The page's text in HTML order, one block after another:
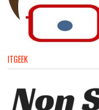
ITGEEK